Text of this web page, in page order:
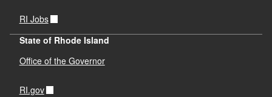
RI Jobs
State of Rhode Island
Office of the Governor
RI.gov